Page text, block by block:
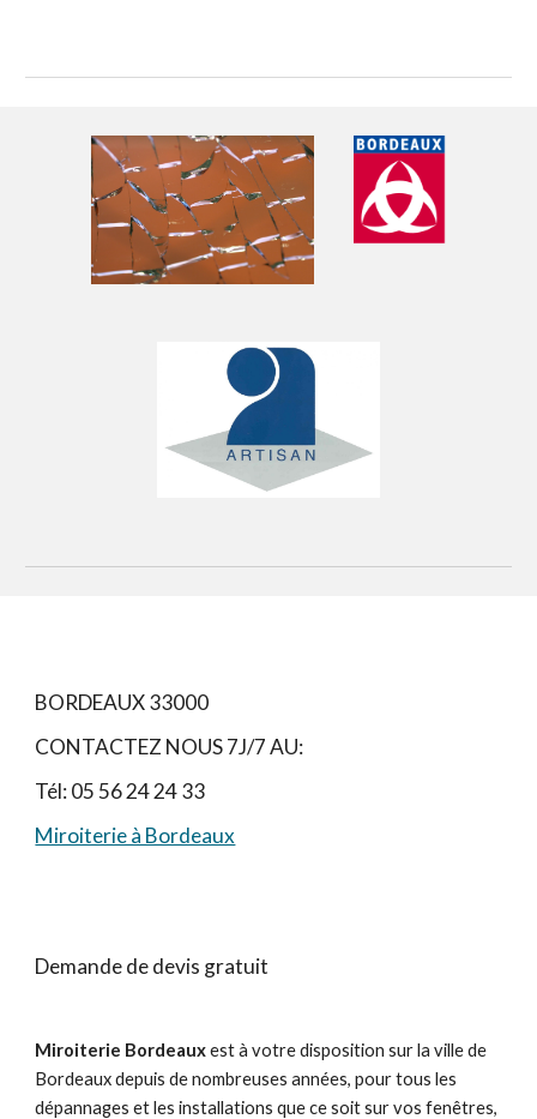
BORDEAUX 33000
CONTACTEZ NOUS 7J/7 AU:
Tél: 05 56 24 24 33
Miroiterie à Bordeaux
Demande de devis gratuit
Miroiterie Bordeauxest à votre disposition sur la ville de
Bordeaux depuis de nombreuses années, pour tous les
dépannages et les installations que ce soit sur vos fenêtres,